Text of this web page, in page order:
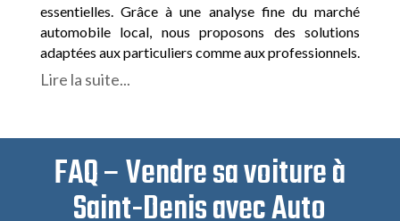
essentielles. Grâce à une analyse fine du marché
automobile local, nous proposons des solutions
adaptées aux particuliers comme aux professionnels.
Lire la suite...
FAQ – Vendre sa voiture à
Saint-Denis avec Auto